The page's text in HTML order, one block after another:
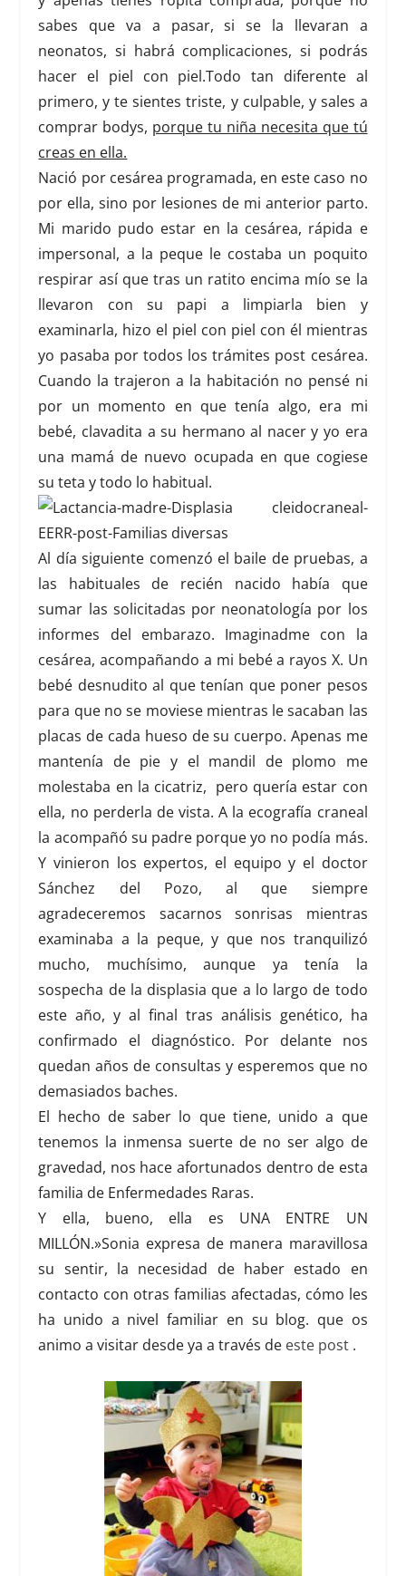
sabes que va a pasar, si se la llevaran a
neonatos, si habrá complicaciones, si podrás
hacer el piel con piel.Todo tan diferente al
primero, y te sientes triste, y culpable, y sales a
comprar bodys, porque tu niña necesita que tú
creas en ella.
Nació por cesárea programada, en este caso no
por ella, sino por lesiones de mi anterior parto.
Mi marido pudo estar en la cesárea, rápida e
impersonal, a la peque le costaba un poquito
respirar así que tras un ratito encima mío se la
llevaron con su papi a limpiarla bien y
examinarla, hizo el piel con piel con él mientras
yo pasaba por todos los trámites post cesárea.
Cuando la trajeron a la habitación no pensé ni
por un momento en que tenía algo, era mi
bebé, clavadita a su hermano al nacer y yo era
una mamá de nuevo ocupada en que cogiese
su teta y todo lo habitual.
Al día siguiente comenzó el baile de pruebas, a
las habituales de recién nacido había que
sumar las solicitadas por neonatología por los
informes del embarazo. Imaginadme con la
cesárea, acompañando a mi bebé a rayos X. Un
bebé desnudito al que tenían que poner pesos
para que no se moviese mientras le sacaban las
placas de cada hueso de su cuerpo. Apenas me
mantenía de pie y el mandil de plomo me
molestaba en la cicatriz, pero quería estar con
ella, no perderla de vista. A la ecografía craneal
la acompañó su padre porque yo no podía más.
Y vinieron los expertos, el equipo y el doctor
Sánchez del Pozo, al que siempre
agradeceremos sacarnos sonrisas mientras
examinaba a la peque, y que nos tranquilizó
mucho, muchísimo, aunque ya tenía la
sospecha de la displasia que a lo largo de todo
este año, y al final tras análisis genético, ha
confirmado el diagnóstico. Por delante nos
quedan años de consultas y esperemos que no
demasiados baches.
El hecho de saber lo que tiene, unido a que
tenemos la inmensa suerte de no ser algo de
gravedad, nos hace afortunados dentro de esta
familia de Enfermedades Raras.
Y ella, bueno, ella es UNA ENTRE UN
MILLÓN.»Sonia expresa de manera maravillosa
su sentir, la necesidad de haber estado en
contacto con otras familias afectadas, cómo les
ha unido a nivel familiar en su blog. que os
animo a visitar desde ya a través de este post .